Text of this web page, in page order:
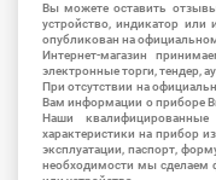
Вы можете оставить
устройство, индикатор
опубликован на
Интернет-магазин
электронные торги, тендер,
При отсутствии на
Вам информации о приборе
Наши
характеристики на прибор
эксплуатации, паспорт,
необходимости мы сделаем